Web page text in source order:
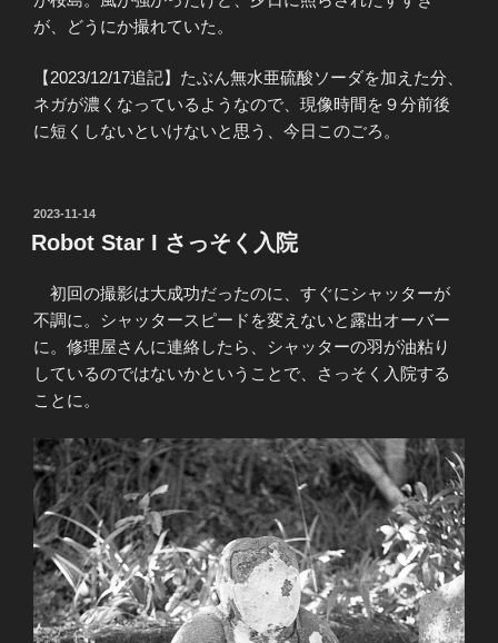
が、どうにか撮れていた。
【2023/12/17追記】たぶん無水亜硫酸ソーダを加えた分、
ネガが濃くなっているようなので、現像時間を９分前後
に短くしないといけないと思う、今日このごろ。
投
稿
日:
2023-11-14
Robot Star I さっそく入院
初回の撮影は大成功だったのに、すぐにシャッターが
不調に。シャッタースピードを変えないと露出オーバー
に。修理屋さんに連絡したら、シャッターの羽が油粘り
しているのではないかということで、さっそく入院する
ことに。